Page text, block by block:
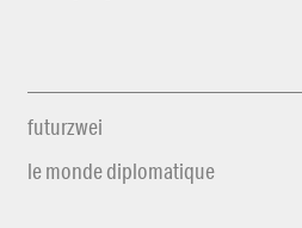
futurzwei
le monde diplomatique